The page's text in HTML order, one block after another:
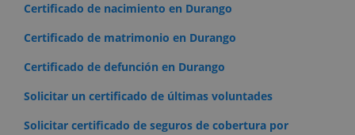
Certificado de nacimiento en Durango
Certificado de matrimonio en Durango
Certificado de defunción en Durango
Solicitar un certificado de últimas voluntades
Solicitar certificado de seguros de cobertura por